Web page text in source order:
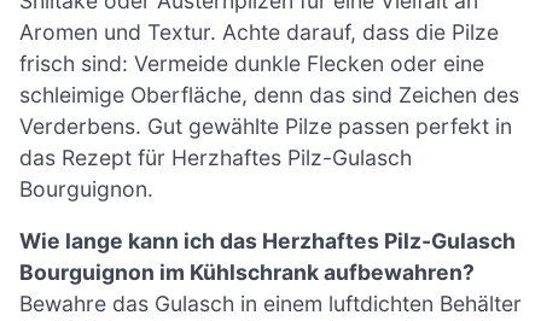
Aromen und Textur. Achte darauf, dass die Pilze
frisch sind: Vermeide dunkle Flecken oder eine
schleimige Oberfläche, denn das sind Zeichen des
Verderbens. Gut gewählte Pilze passen perfekt in
das Rezept für Herzhaftes Pilz-Gulasch
Bourguignon.
Wie lange kann ich das Herzhaftes Pilz-Gulasch
Bourguignon im Kühlschrank aufbewahren?
Bewahre das Gulasch in einem luftdichten Behälter